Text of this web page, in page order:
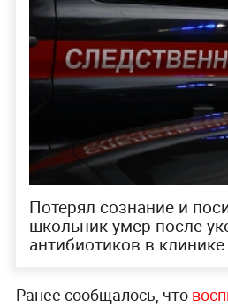
Потерял сознание и
школьник умер после
антибиотиков в клинике
Ранее сообщалось, что